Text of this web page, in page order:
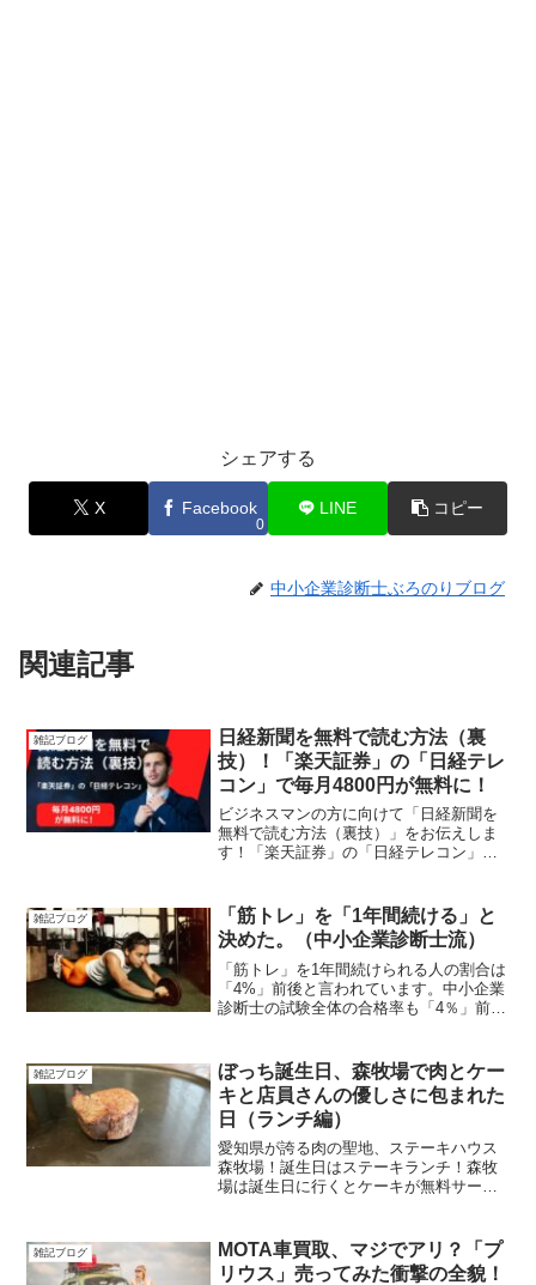
シェアする
X Facebook
0
LINE コピー
中小企業診断士ぶろのりブログ
関連記事
雑記ブログ
日経新聞を無料で読む方法（裏
技）！「楽天証券」の「日経テレ
コン」で毎月4800円が無料に！
ビジネスマンの方に向けて「日経新聞を
無料で読む方法（裏技）」をお伝えしま
す！「楽天証券」の「日経テレコン」で
雑記ブログ
「筋トレ」を「1年間続ける」と
決めた。（中小企業診断士流）
「筋トレ」を1年間続けられる人の割合は
「4%」前後と言われています。中小企業
診断士の試験全体の合格率も「4％」前
目指して筋トレを1年間続けて見せます。
雑記ブログ
ぼっち誕生日、森牧場で肉とケー
キと店員さんの優しさに包まれた
日（ランチ編）
愛知県が誇る肉の聖地、ステーキハウス
森牧場！誕生日はステーキランチ！森牧
場は誕生日に行くとケーキが無料サービ
雑記ブログ
MOTA車買取、マジでアリ？「プ
リウス」売ってみた衝撃の全貌！